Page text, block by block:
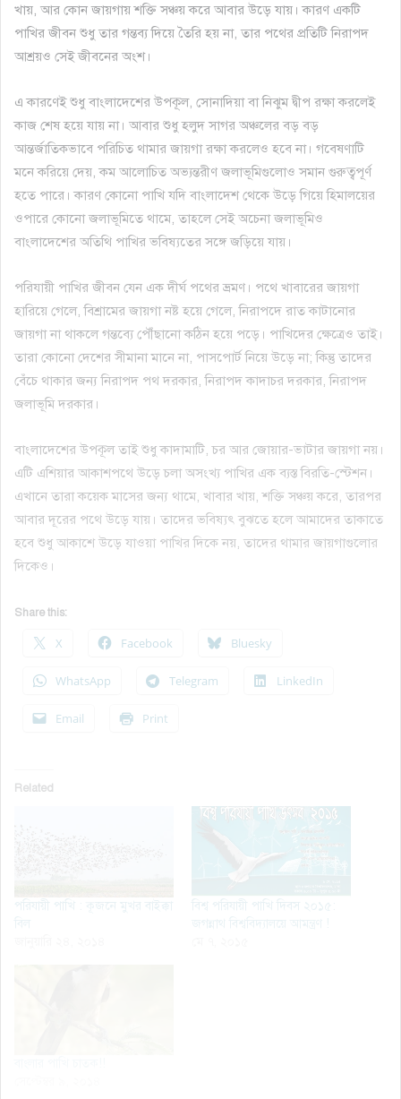
খায়, আর কোন জায়গায় শক্তি সঞ্চয় করে আবার উড়ে যায়। কারণ একটি
পাখির জীবন শুধু তার গন্তব্য দিয়ে তৈরি হয় না, তার পথের প্রতিটি নিরাপদ
আশ্রয়ও সেই জীবনের অংশ।
এ কারণেই শুধু বাংলাদেশের উপকূল, সোনাদিয়া বা নিঝুম দ্বীপ রক্ষা করলেই
কাজ শেষ হয়ে যায় না। আবার শুধু হলুদ সাগর অঞ্চলের বড় বড়
আন্তর্জাতিকভাবে পরিচিত থামার জায়গা রক্ষা করলেও হবে না। গবেষণাটি
মনে করিয়ে দেয়, কম আলোচিত অভ্যন্তরীণ জলাভূমিগুলোও সমান গুরুত্বপূর্ণ
হতে পারে। কারণ কোনো পাখি যদি বাংলাদেশ থেকে উড়ে গিয়ে হিমালয়ের
ওপারে কোনো জলাভূমিতে থামে, তাহলে সেই অচেনা জলাভূমিও
বাংলাদেশের অতিথি পাখির ভবিষ্যতের সঙ্গে জড়িয়ে যায়।
পরিযায়ী পাখির জীবন যেন এক দীর্ঘ পথের ভ্রমণ। পথে খাবারের জায়গা
হারিয়ে গেলে, বিশ্রামের জায়গা নষ্ট হয়ে গেলে, নিরাপদে রাত কাটানোর
জায়গা না থাকলে গন্তব্যে পৌঁছানো কঠিন হয়ে পড়ে। পাখিদের ক্ষেত্রেও তাই।
তারা কোনো দেশের সীমানা মানে না, পাসপোর্ট নিয়ে উড়ে না; কিন্তু তাদের
বেঁচে থাকার জন্য নিরাপদ পথ দরকার, নিরাপদ কাদাচর দরকার, নিরাপদ
জলাভূমি দরকার।
বাংলাদেশের উপকূল তাই শুধু কাদামাটি, চর আর জোয়ার-ভাটার জায়গা নয়।
এটি এশিয়ার আকাশপথে উড়ে চলা অসংখ্য পাখির এক ব্যস্ত বিরতি-স্টেশন।
এখানে তারা কয়েক মাসের জন্য থামে, খাবার খায়, শক্তি সঞ্চয় করে, তারপর
আবার দূরের পথে উড়ে যায়। তাদের ভবিষ্যৎ বুঝতে হলে আমাদের তাকাতে
হবে শুধু আকাশে উড়ে যাওয়া পাখির দিকে নয়, তাদের থামার জায়গাগুলোর
দিকেও।
Share this:
X Facebook Bluesky
WhatsApp Telegram LinkedIn
Email Print
Related